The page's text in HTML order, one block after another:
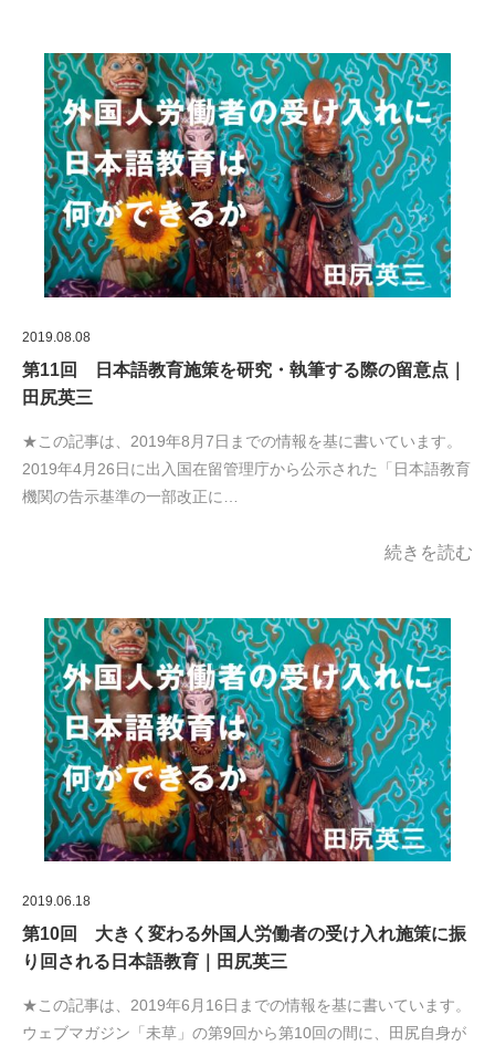
2019.08.08
第11回 日本語教育施策を研究・執筆する際の留意点｜
田尻英三
★この記事は、2019年8月7日までの情報を基に書いています。
2019年4月26日に出入国在留管理庁から公示された「日本語教育
機関の告示基準の一部改正に…
続きを読む
2019.06.18
第10回 大きく変わる外国人労働者の受け入れ施策に振
り回される日本語教育｜田尻英三
★この記事は、2019年6月16日までの情報を基に書いています。
ウェブマガジン「未草」の第9回から第10回の間に、田尻自身が